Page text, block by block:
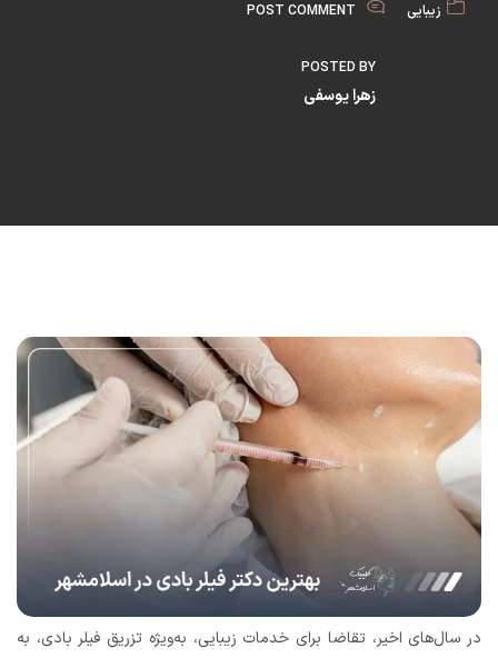
زیبایی POST COMMENT
POSTED BY
زهرا یوسفی
در سال‌های اخیر، تقاضا برای خدمات زیبایی، به‌ویژه تزریق فیلر بادی، به